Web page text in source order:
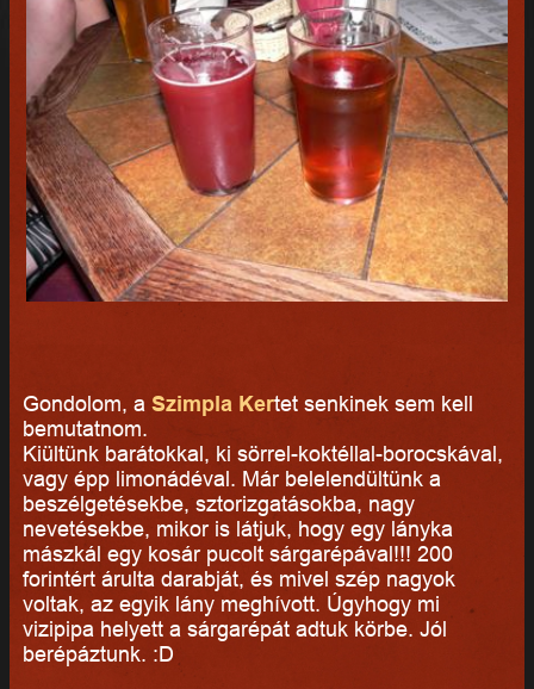
Gondolom, a Szimpla Kertet senkinek sem kell
bemutatnom.
Kiültünk barátokkal, ki sörrel-koktéllal-borocskával,
vagy épp limonádéval. Már belelendültünk a
beszélgetésekbe, sztorizgatásokba, nagy
nevetésekbe, mikor is látjuk, hogy egy lányka
mászkál egy kosár pucolt sárgarépával!!! 200
forintért árulta darabját, és mivel szép nagyok
voltak, az egyik lány meghívott. Úgyhogy mi
vizipipa helyett a sárgarépát adtuk körbe. Jól
berépáztunk. :D